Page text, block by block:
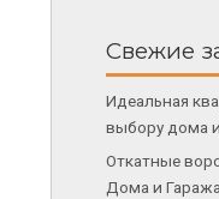
Свежие
Идеальная
выбору дома
Откатные
Дома и